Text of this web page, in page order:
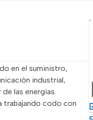
en el suministro,
industrial,
las energías
trabajando codo con